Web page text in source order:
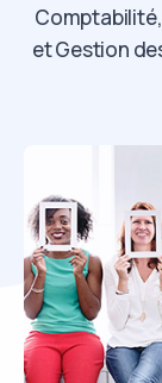
et Gestion